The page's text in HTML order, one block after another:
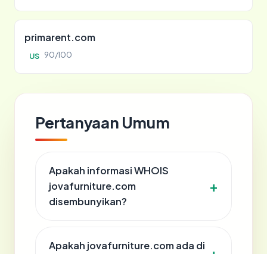
primarent.com
US 90/100
Pertanyaan Umum
Apakah informasi WHOIS
jovafurniture.com
disembunyikan?
Apakah jovafurniture.com ada di